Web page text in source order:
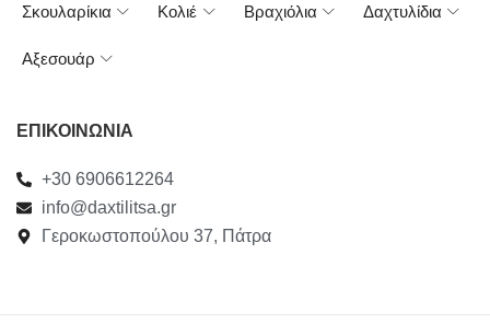
Σκουλαρίκια Κολιέ Βραχιόλια Δαχτυλίδια
Αξεσουάρ
ΕΠΙΚΟΙΝΩΝΙΑ
+30 6906612264
info@daxtilitsa.gr
Γεροκωστοπούλου 37, Πάτρα